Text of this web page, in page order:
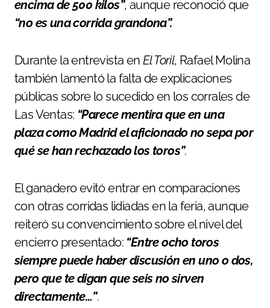
encima de 500 kilos”, aunque reconoció que
“no es una corrida grandona”.
Durante la entrevista en El Toril, Rafael Molina
también lamentó la falta de explicaciones
públicas sobre lo sucedido en los corrales de
Las Ventas: “Parece mentira que en una
plaza como Madrid el aficionado no sepa por
qué se han rechazado los toros”.
El ganadero evitó entrar en comparaciones
con otras corridas lidiadas en la feria, aunque
reiteró su convencimiento sobre el nivel del
encierro presentado: “Entre ocho toros
siempre puede haber discusión en uno o dos,
pero que te digan que seis no sirven
directamente…”.